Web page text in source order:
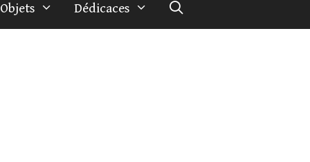
Objets Dédicaces